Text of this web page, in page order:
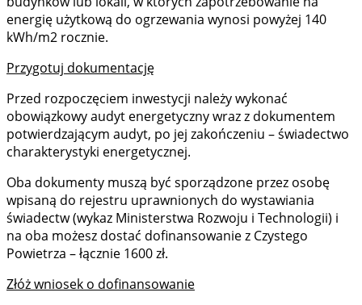
energię użytkową do ogrzewania wynosi powyżej 140
kWh/m2 rocznie.
Przygotuj dokumentację
Przed rozpoczęciem inwestycji należy wykonać
obowiązkowy audyt energetyczny wraz z dokumentem
potwierdzającym audyt, po jej zakończeniu – świadectwo
charakterystyki energetycznej.
Oba dokumenty muszą być sporządzone przez osobę
wpisaną do rejestru uprawnionych do wystawiania
świadectw (wykaz Ministerstwa Rozwoju i Technologii) i
na oba możesz dostać dofinansowanie z Czystego
Powietrza – łącznie 1600 zł.
Złóż wniosek o dofinansowanie